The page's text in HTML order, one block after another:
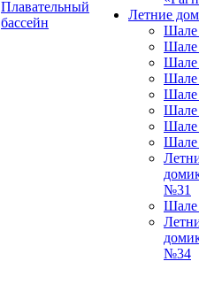
Плавательный
бассейн
Летние
№31
№34